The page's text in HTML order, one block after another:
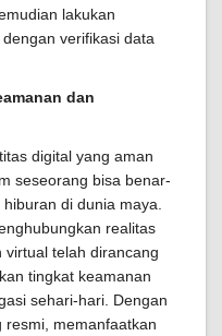
lakukan
verifikasi data
dan
digital yang aman
seseorang bisa benar-
di dunia maya.
realitas
telah dirancang
tingkat keamanan
sehari-hari. Dengan
resmi, memanfaatkan